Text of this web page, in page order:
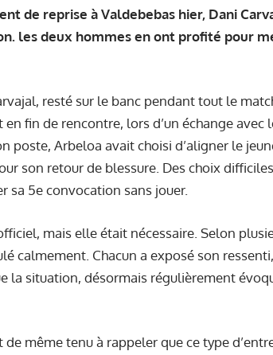
de reprise à Valdebebas hier, Dani
les deux hommes en ont profité pour
resté sur le banc pendant tout le
fin de rencontre, lors d’un échange avec
poste, Arbeloa avait choisi d’aligner le
son retour de blessure. Des choix
sa 5e convocation sans jouer.
mais elle était nécessaire. Selon
calmement. Chacun a exposé son
la situation, désormais régulièrement
même tenu à rappeler que ce type